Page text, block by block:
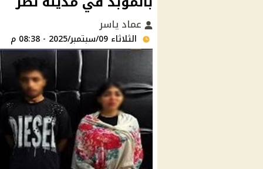
عماد ياسر
الثلاثاء 09/سبتمبر/2025 - 08:38 م